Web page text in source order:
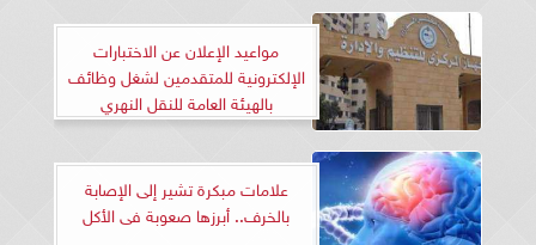
مواعيد الإعلان عن الاختبارات
الإلكترونية للمتقدمين لشغل وظائف
بالهيئة العامة للنقل النهري
علامات مبكرة تشير إلى الإصابة
بالخرف.. أبرزها صعوبة فى الأكل